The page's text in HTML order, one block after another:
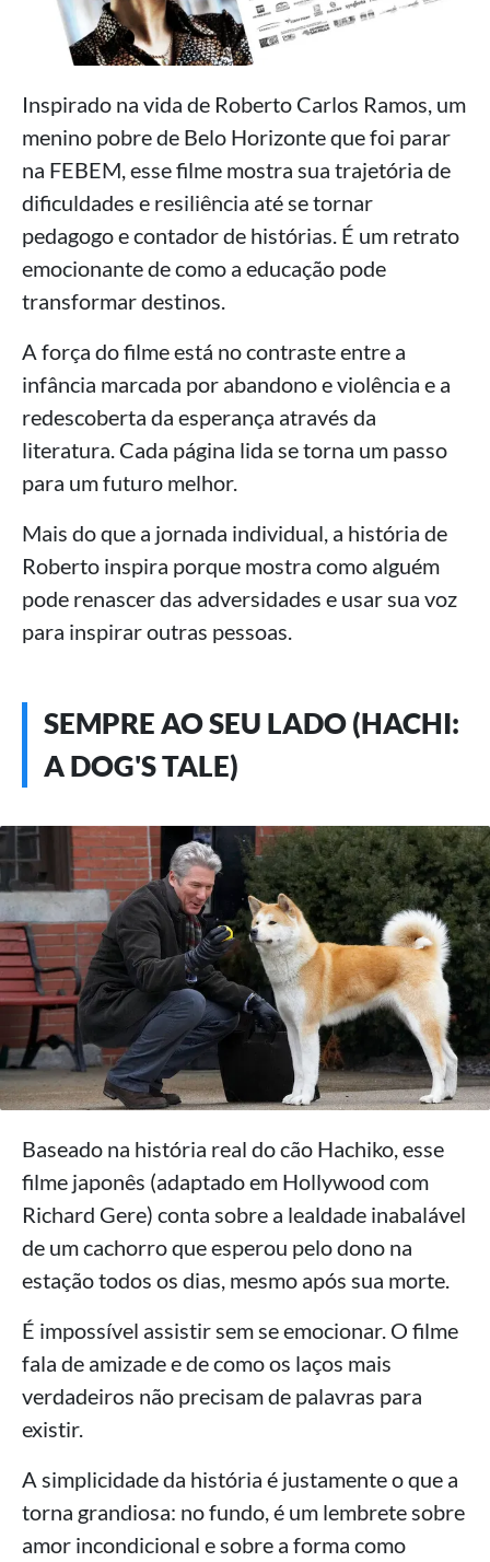
Inspirado na vida de Roberto Carlos Ramos, um
menino pobre de Belo Horizonte que foi parar
na FEBEM, esse filme mostra sua trajetória de
dificuldades e resiliência até se tornar
pedagogo e contador de histórias. É um retrato
emocionante de como a educação pode
transformar destinos.
A força do filme está no contraste entre a
infância marcada por abandono e violência e a
redescoberta da esperança através da
literatura. Cada página lida se torna um passo
para um futuro melhor.
Mais do que a jornada individual, a história de
Roberto inspira porque mostra como alguém
pode renascer das adversidades e usar sua voz
para inspirar outras pessoas.
SEMPRE AO SEU LADO (HACHI:
A DOG'S TALE)
Baseado na história real do cão Hachiko, esse
filme japonês (adaptado em Hollywood com
Richard Gere) conta sobre a lealdade inabalável
de um cachorro que esperou pelo dono na
estação todos os dias, mesmo após sua morte.
É impossível assistir sem se emocionar. O filme
fala de amizade e de como os laços mais
verdadeiros não precisam de palavras para
existir.
A simplicidade da história é justamente o que a
torna grandiosa: no fundo, é um lembrete sobre
amor incondicional e sobre a forma como